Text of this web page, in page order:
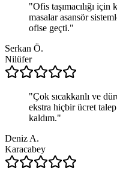
"Ofis taşımacılığı için
masalar asansör
ofise geçti."
Serkan Ö.
Nilüfer
"Çok sıcakkanlı ve
ekstra hiçbir ücret
kaldım."
Deniz A.
Karacabey